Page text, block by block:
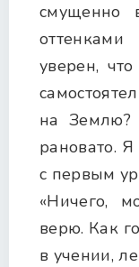
смущенно
уверен,
на Землю?
рановато.
с первым
«Ничего,
верю. Как
в учении,